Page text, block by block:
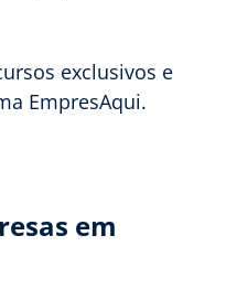
exclusivos e
EmpresAqui.
em